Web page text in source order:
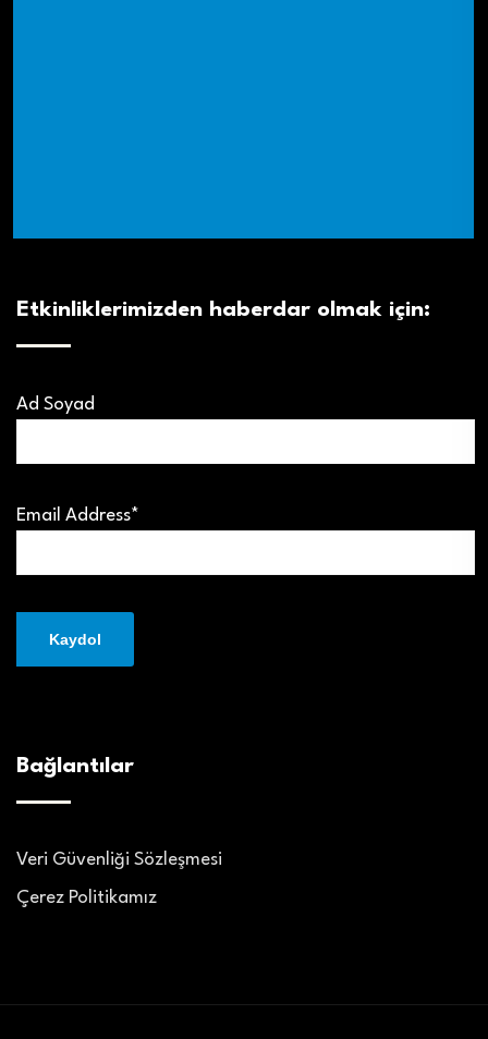
Etkinliklerimizden haberdar olmak için:
Ad Soyad
Email Address*
Bağlantılar
Veri Güvenliği Sözleşmesi
Çerez Politikamız